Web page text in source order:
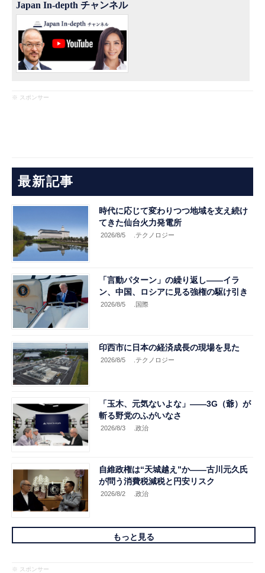
Japan In-depth チャンネル
※ スポンサー
最新記事
時代に応じて変わりつつ地域を支え続け
てきた仙台火力発電所
2026/8/5 .テクノロジー
「言動パターン」の繰り返し――イラ
ン、中国、ロシアに見る強権の駆け引き
2026/8/5 .国際
印西市に日本の経済成長の現場を見た
2026/8/5 .テクノロジー
「玉木、元気ないよな」――3G（爺）が
斬る野党のふがいなさ
2026/8/3 .政治
自維政権は“天城越え”か――古川元久氏
が問う消費税減税と円安リスク
2026/8/2 .政治
もっと見る
※ スポンサー